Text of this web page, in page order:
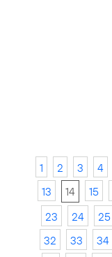
1 2 3 4
13
14 15
23
24 25
32
33 34